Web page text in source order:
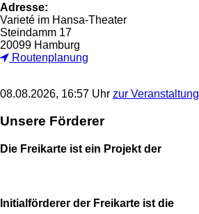
Adresse:
Varieté im Hansa-Theater
Steindamm 17
20099 Hamburg
Routenplanung
08.08.2026, 16:57 Uhr zur Veranstaltung
Unsere Förderer
Die Freikarte ist ein Projekt der
Initialförderer der Freikarte ist die